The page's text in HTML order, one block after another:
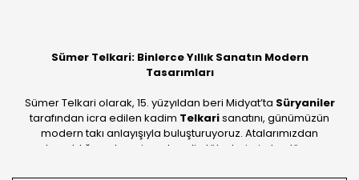
Sümer Telkari: Binlerce Yıllık Sanatın Modern
Tasarımları
Sümer Telkari olarak, 15. yüzyıldan beri Midyat’ta Süryaniler
tarafından icra edilen kadim Telkarisanatını, günümüzün
modern takı anlayışıyla buluşturuyoruz. Atalarımızdan
devraldığımız bu mirası; kendi atölyelerimizde, dünya